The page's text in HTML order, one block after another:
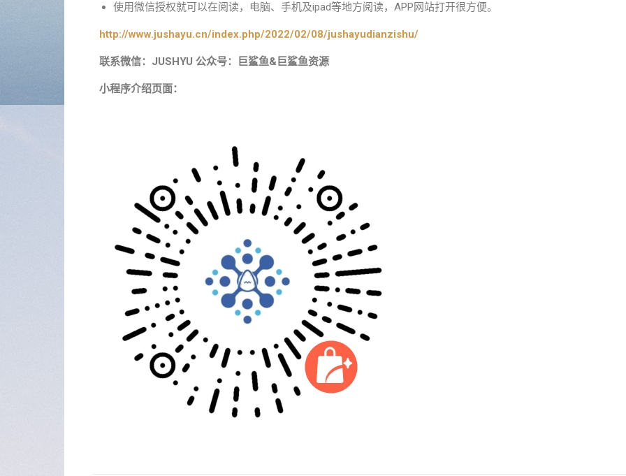
使用微信授权就可以在阅读，电脑、手机及ipad等地方阅读，APP网站打开很方便。
http://www.jushayu.cn/index.php/2022/02/08/jushayudianzishu/
联系微信：JUSHYU 公众号：巨鲨鱼&巨鲨鱼资源
小程序介绍页面：